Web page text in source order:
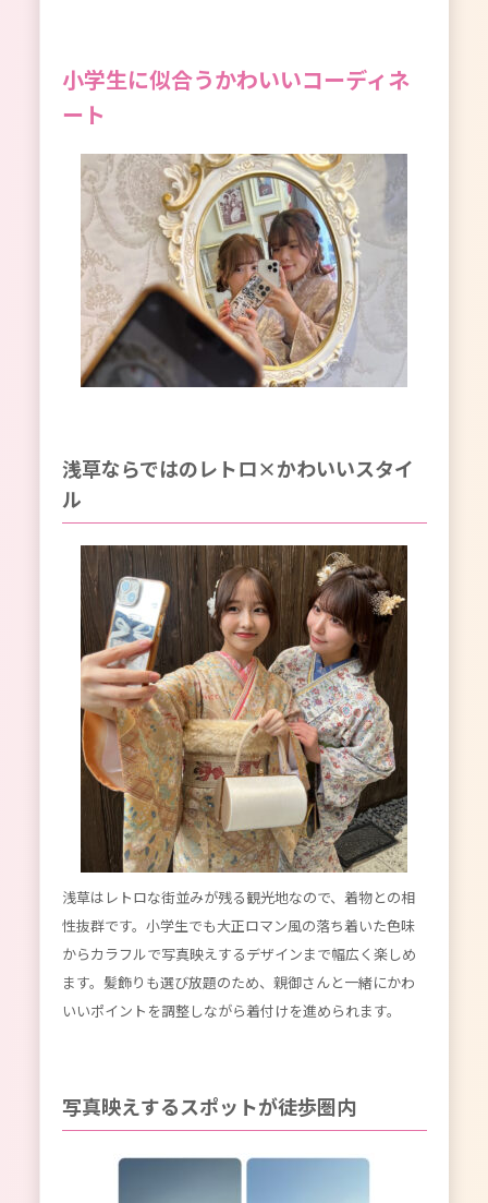
小学生に似合うかわいいコーディネ
ート
浅草ならではのレトロ×かわいいスタイ
ル
浅草はレトロな街並みが残る観光地なので、着物との相
性抜群です。小学生でも大正ロマン風の落ち着いた色味
からカラフルで写真映えするデザインまで幅広く楽しめ
ます。髪飾りも選び放題のため、親御さんと一緒にかわ
いいポイントを調整しながら着付けを進められます。
写真映えするスポットが徒歩圏内